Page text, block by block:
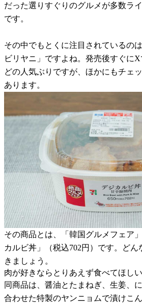
だった選りすぐりのグルメが多数ラ
です。
その中でもとくに注目されているの
ビリヤニ」ですよね。発売後すぐに
どの人気ぶりですが、ほかにもチェ
あります。
その商品とは、「韓国グルメフェア
カルビ丼」（税込702円）です。ど
きましょう。
肉が好きならとりあえず食べてほしい
同商品は、醤油とたまねぎ、生姜、
合わせた特製のヤンニョムで漬けこ